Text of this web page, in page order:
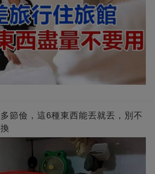
節儉，這6種東西能丟就丟，別不